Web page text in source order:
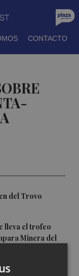
CONTACTO
del Trovo
lleva el trofeo
Minera del